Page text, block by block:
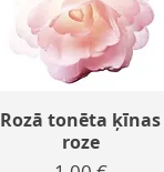
Rozā tonēta ķīnas
roze